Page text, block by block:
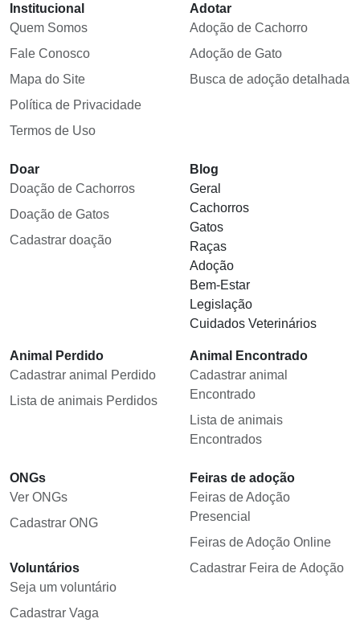
Institucional
Quem Somos
Fale Conosco
Mapa do Site
Política de Privacidade
Termos de Uso
Adotar
Adoção de Cachorro
Adoção de Gato
Busca de adoção detalhada
Doar
Doação de Cachorros
Doação de Gatos
Cadastrar doação
Blog
Geral
Cachorros
Gatos
Raças
Adoção
Bem-Estar
Legislação
Cuidados Veterinários
Animal Perdido
Cadastrar animal Perdido
Lista de animais Perdidos
Animal Encontrado
Cadastrar animal
Encontrado
Lista de animais
Encontrados
ONGs
Ver ONGs
Cadastrar ONG
Voluntários
Seja um voluntário
Cadastrar Vaga
Feiras de adoção
Feiras de Adoção
Presencial
Feiras de Adoção Online
Cadastrar Feira de Adoção